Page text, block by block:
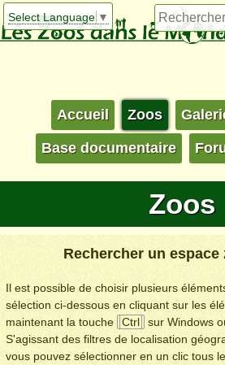
Select Language ▼
Accueil Zoos
Base documentaire
Zoos
Rechercher un
Il est possible de choisir plusieurs
sélection ci-dessous en cliquant sur les
maintenant la touche
Ctrl sur Windows
S'agissant des filtres de localisation
vous pouvez sélectionner en un clic tous